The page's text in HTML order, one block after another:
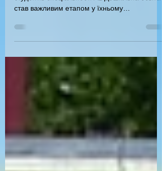
Захист літньої педагогічної практики
став важливим етапом у їхньому
професійному становленні. Це не просто
дошкільнятами, а своєрідна демонстрація
того, як майбутні вихователі вміють
застосовувати здобуті знання на практиці,
планувати освітньо-виховну діяльність у
літній оздоровчий період, організовувати
режимні моменти, знаходити підхід до кожної
змогу закріпити